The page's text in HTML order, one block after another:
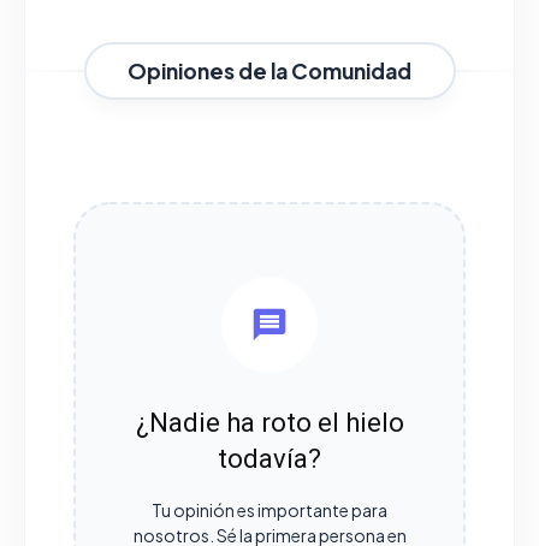
Opiniones de la Comunidad
¿Nadie ha roto el hielo
todavía?
Tu opinión es importante para
nosotros. Sé la primera persona en